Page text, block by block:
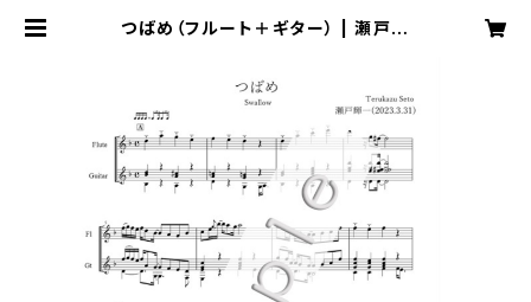
つばめ（フルート＋ギター） | 瀬戸輝